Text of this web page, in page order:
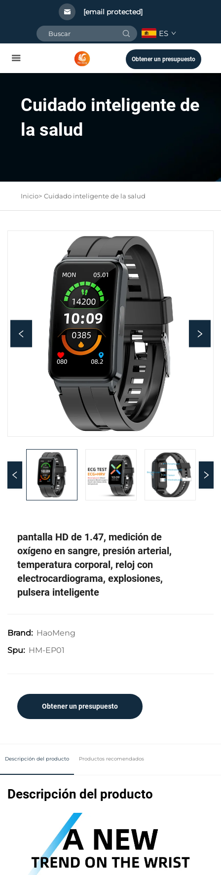
[email protected]
ES
Obtener un presupuesto
Cuidado inteligente de
la salud
Inicio> Cuidado inteligente de la salud
pantalla HD de 1.47, medición de
oxígeno en sangre, presión arterial,
temperatura corporal, reloj con
electrocardiograma, explosiones,
pulsera inteligente
Brand: HaoMeng
Spu: HM-EP01
Obtener un presupuesto
Descripción del producto Productos recomendados
Descripción del producto